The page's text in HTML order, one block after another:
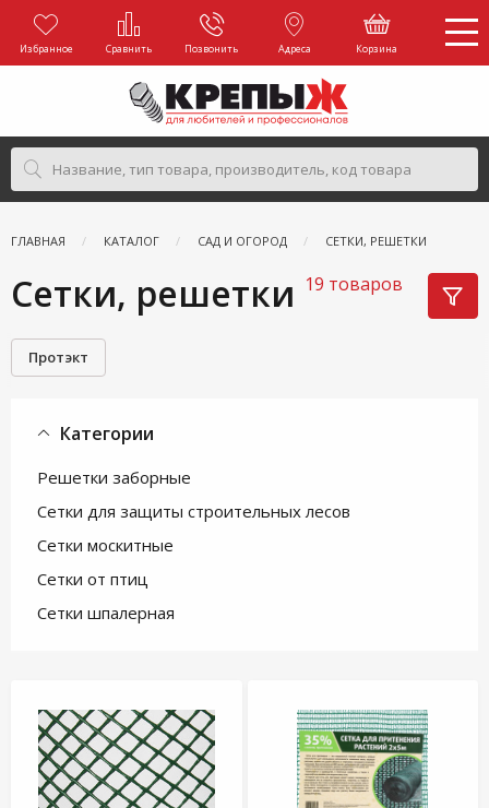
Избранное Сравнить Позвонить Адреса Корзина
ГЛАВНАЯ КАТАЛОГ САД И ОГОРОД СЕТКИ, РЕШЕТКИ
Сетки, решетки 19 товаров
Протэкт
Категории
Решетки заборные
Сетки для защиты строительных лесов
Сетки москитные
Сетки от птиц
Сетки шпалерная